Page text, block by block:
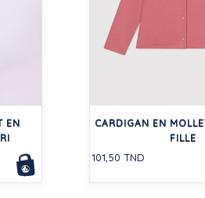
EN
CARDIGAN EN
FILLE
101,50 TND